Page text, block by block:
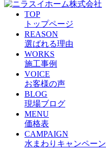
TOP
トップページ
REASON
選ばれる理由
WORKS
施工事例
VOICE
お客様の声
BLOG
現場ブログ
MENU
価格表
CAMPAIGN
水まわりキャンペーン